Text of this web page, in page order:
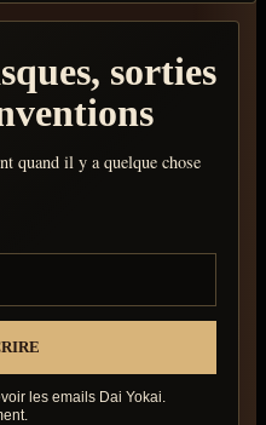
sorties
quand il y a quelque chose
les emails Dai Yokai.